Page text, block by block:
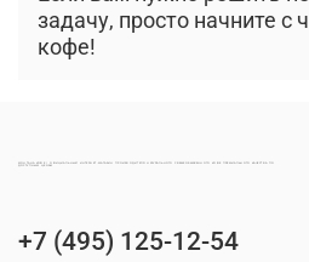
задачу, просто начните с
кофе!
+7 (495) 125-12-54